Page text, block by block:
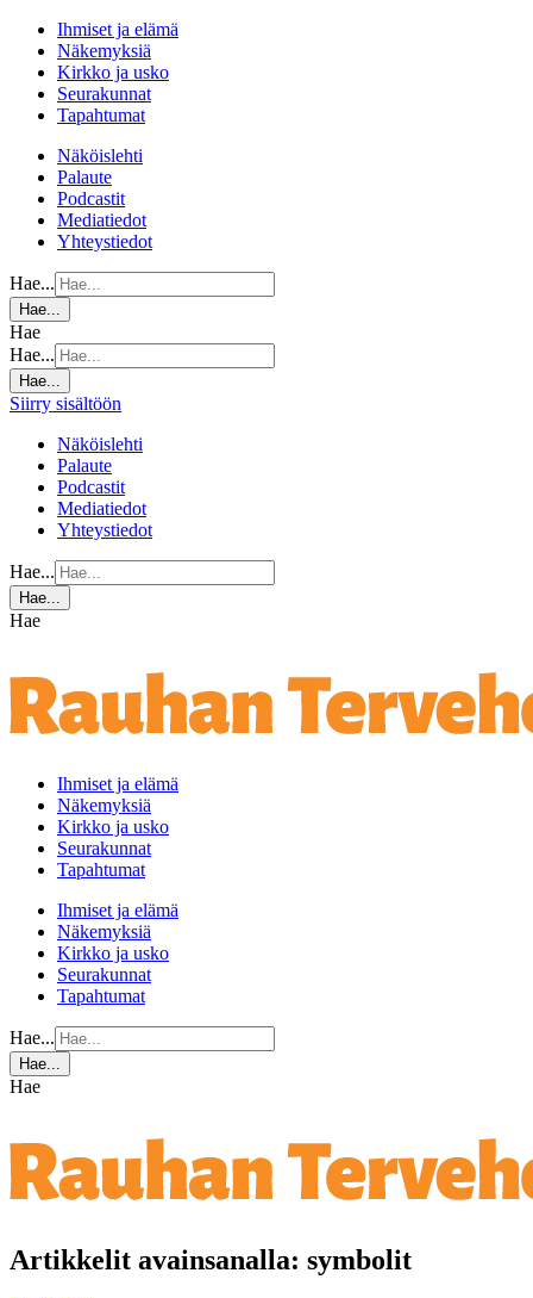
Ihmiset ja elämä
Näkemyksiä
Kirkko ja usko
Seurakunnat
Tapahtumat
Näköislehti
Palaute
Podcastit
Mediatiedot
Yhteystiedot
Hae...
Hae...
Hae
Hae...
Hae...
Siirry sisältöön
Näköislehti
Palaute
Podcastit
Mediatiedot
Yhteystiedot
Hae...
Hae...
Hae
Ihmiset ja elämä
Näkemyksiä
Kirkko ja usko
Seurakunnat
Tapahtumat
Ihmiset ja elämä
Näkemyksiä
Kirkko ja usko
Seurakunnat
Tapahtumat
Hae...
Hae...
Hae
Artikkelit avainsanalla: symbolit